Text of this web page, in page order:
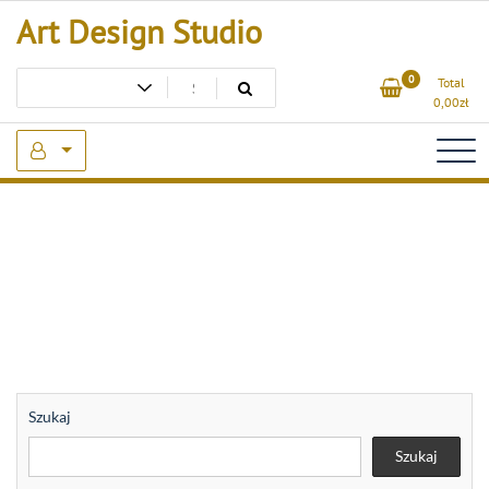
Art Design Studio
0
Total
0,00zł
Szukaj
Szukaj